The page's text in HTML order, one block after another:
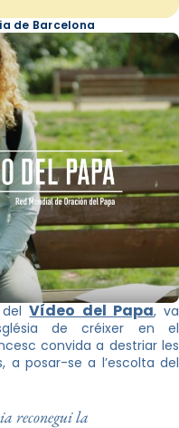
de Barcelona
delVídeo del Papa, va
de créixer en el
convida a destriar les
a posar-se a l’escolta del
reconegui la